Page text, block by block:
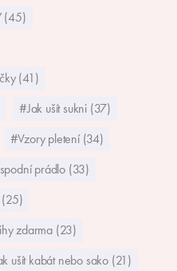
(45)
(41)
#Jak ušít sukni (37)
#Vzory pletení (34)
prádlo (33)
(25)
zdarma (23)
ušít kabát nebo sako (21)